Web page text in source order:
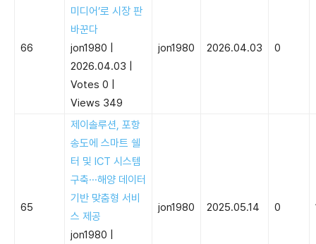
66
미디어’로 시장 판
바꾼다
jon1980
2026.04.03
Votes 0
Views 349
jon1980 2026.04.03 0
65
제이솔루션, 포항
송도에 스마트 쉘
터 및 ICT 시스템
구축···해양 데이터
기반 맞춤형 서비
스 제공
jon1980
jon1980 2025.05.14 0